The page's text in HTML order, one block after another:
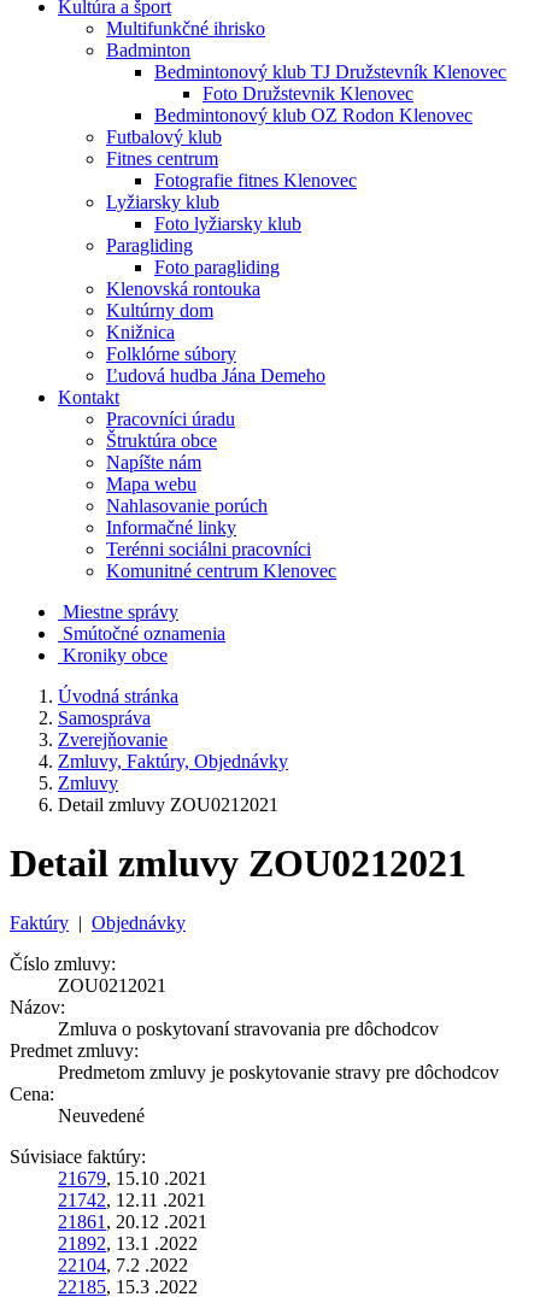
Kultúra a šport
Multifunkčné ihrisko
Badminton
Bedmintonový klub TJ Družstevník Klenovec
Foto Družstevnik Klenovec
Bedmintonový klub OZ Rodon Klenovec
Futbalový klub
Fitnes centrum
Fotografie fitnes Klenovec
Lyžiarsky klub
Foto lyžiarsky klub
Paragliding
Foto paragliding
Klenovská rontouka
Kultúrny dom
Knižnica
Folklórne súbory
Ľudová hudba Jána Demeho
Kontakt
Pracovníci úradu
Štruktúra obce
Napíšte nám
Mapa webu
Nahlasovanie porúch
Informačné linky
Terénni sociálni pracovníci
Komunitné centrum Klenovec
Miestne správy
Smútočné oznamenia
Kroniky obce
Úvodná stránka
Samospráva
Zverejňovanie
Zmluvy, Faktúry, Objednávky
Zmluvy
Detail zmluvy ZOU0212021
Detail zmluvy ZOU0212021
Faktúry | Objednávky
Číslo zmluvy:
ZOU0212021
Názov:
Zmluva o poskytovaní stravovania pre dôchodcov
Predmet zmluvy:
Predmetom zmluvy je poskytovanie stravy pre dôchodcov
Cena:
Neuvedené
Súvisiace faktúry:
21679, 15.10 .2021
21742, 12.11 .2021
21861 , 20.12 .2021
21892, 13.1 .2022
22104, 7.2 .2022
22185, 15.3 .2022